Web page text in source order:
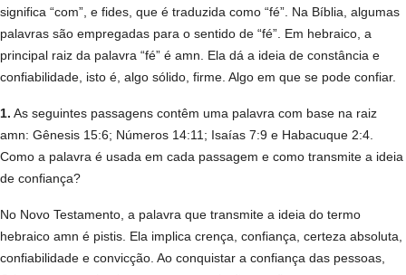
significa “com”, e fides, que é traduzida como “fé”. Na Bíblia, algumas
palavras são empregadas para o sentido de “fé”. Em hebraico, a
principal raiz da palavra “fé” é amn. Ela dá a ideia de constância e
confiabilidade, isto é, algo sólido, firme. Algo em que se pode confiar.
1. As seguintes passagens contêm uma palavra com base na raiz
amn: Gênesis 15:6; Números 14:11; Isaías 7:9 e Habacuque 2:4.
Como a palavra é usada em cada passagem e como transmite a ideia
de confiança?
No Novo Testamento, a palavra que transmite a ideia do termo
hebraico amn é pistis. Ela implica crença, confiança, certeza absoluta,
confiabilidade e convicção. Ao conquistar a confiança das pessoas,